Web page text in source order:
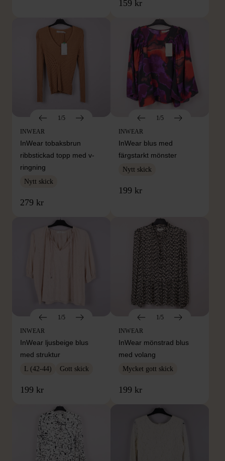
159 kr
1/5
INWEAR
InWear tobaksbrun
ribbstickad topp med v-
ringning
Nytt skick
279 kr
1/5
INWEAR
InWear blus med
färgstarkt mönster
Nytt skick
199 kr
1/5
INWEAR
InWear ljusbeige blus
med struktur
L (42-44) Gott skick
199 kr
1/5
INWEAR
InWear mönstrad blus
med volang
Mycket gott skick
199 kr